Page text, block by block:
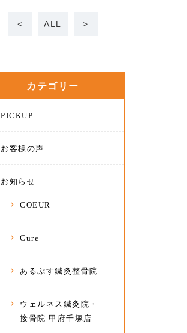
< ALL >
カテゴリー
PICKUP
お客様の声
お知らせ
COEUR
Cure
あるぷす鍼灸整骨院
ウェルネス鍼灸院・
接骨院 甲府千塚店